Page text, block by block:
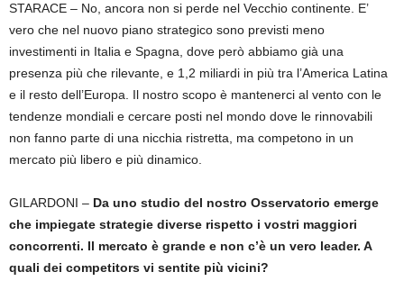
STARACE – No, ancora non si perde nel Vecchio continente. E’
vero che nel nuovo piano strategico sono previsti meno
investimenti in Italia e Spagna, dove però abbiamo già una
presenza più che rilevante, e 1,2 miliardi in più tra l’America Latina
e il resto dell’Europa. Il nostro scopo è mantenerci al vento con le
tendenze mondiali e cercare posti nel mondo dove le rinnovabili
non fanno parte di una nicchia ristretta, ma competono in un
mercato più libero e più dinamico.
GILARDONI – Da uno studio del nostro Osservatorio emerge
che impiegate strategie diverse rispetto i vostri maggiori
concorrenti. Il mercato è grande e non c’è un vero leader. A
quali dei competitors vi sentite più vicini?